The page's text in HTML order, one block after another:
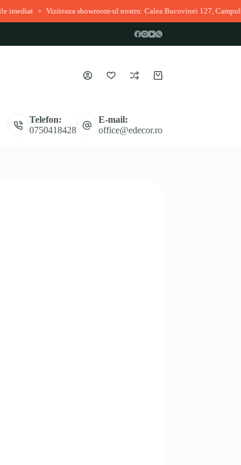
Viziteaza showroom-ul nostru: Calea Bucovinei 127, Campulung
Coș
Telefon:
0750418428
E-mail:
office@edecor.ro